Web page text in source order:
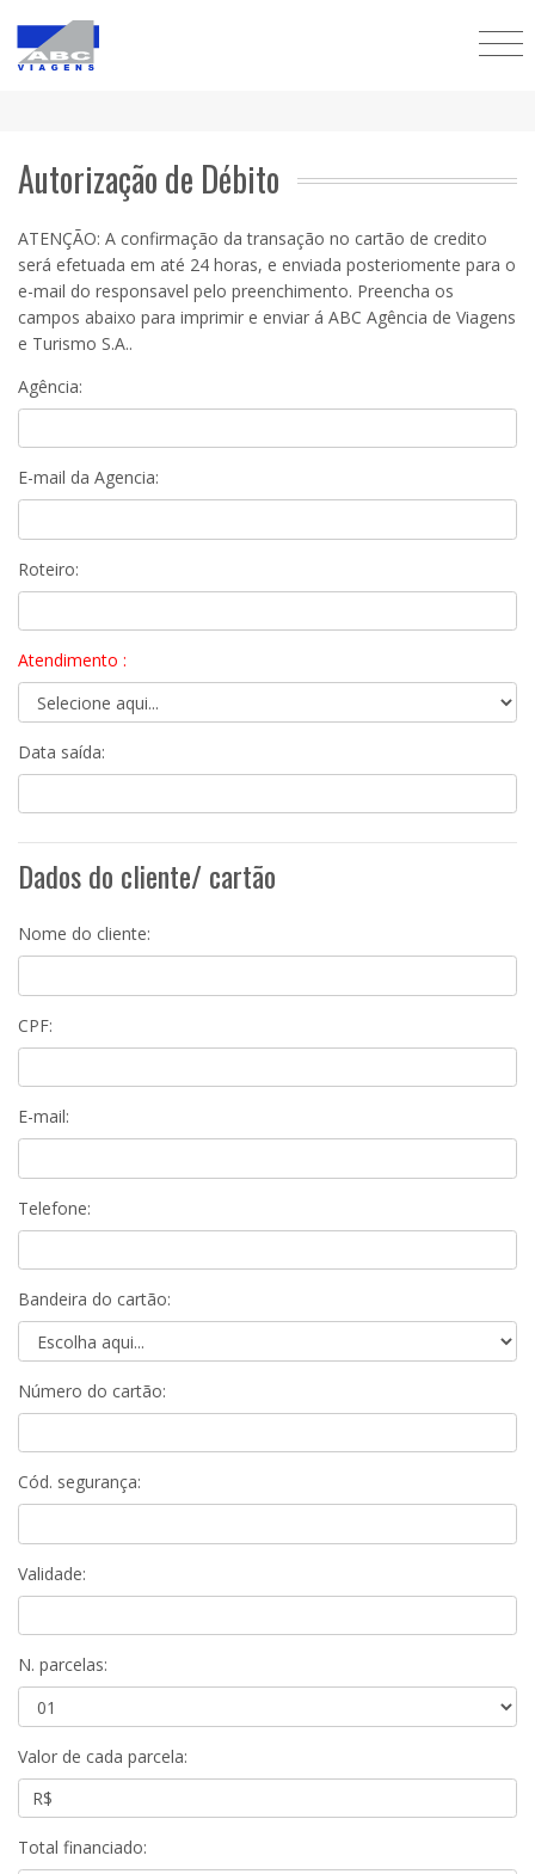
Autorização de Débito
ATENÇÃO: A confirmação da transação no cartão de credito
será efetuada em até 24 horas, e enviada posteriomente para o
e-mail do responsavel pelo preenchimento. Preencha os
campos abaixo para imprimir e enviar á ABC Agência de Viagens
e Turismo S.A..
Agência:
E-mail da Agencia:
Roteiro:
Atendimento :
Data saída:
Dados do cliente/ cartão
Nome do cliente:
CPF:
E-mail:
Telefone:
Bandeira do cartão:
Número do cartão:
Cód. segurança:
Validade:
N. parcelas:
Valor de cada parcela:
Total financiado: